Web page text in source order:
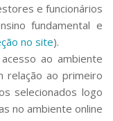
e funcionários
fundamental e
no site).
ao ambiente
relação ao primeiro
selecionados logo
no ambiente online